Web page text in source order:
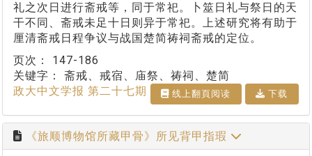
礼之次日进行斋戒等，同于常祀。卜筮日礼与祭日的天
干不同、斋戒未足十日则异于常祀。上述研究将有助于
厘清斋戒日程争议与战国楚简祷祠斋戒的定位。
页次： 147-186
关键字： 斋戒、戒宿、庙祭、祷祠、楚简
政大中文学报 第二十七期
线上翻⾴阅读 下载
《旅顺博物馆所藏甲骨》所见背甲指瑕